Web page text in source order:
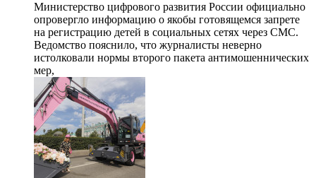
Министерство цифрового развития России официально
опровергло информацию о якобы готовящемся запрете
на регистрацию детей в социальных сетях через СМС.
Ведомство пояснило, что журналисты неверно
истолковали нормы второго пакета антимошеннических
мер,